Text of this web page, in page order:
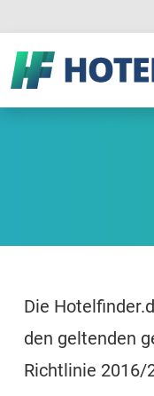
Die
den geltenden
Richtlinie 2016/